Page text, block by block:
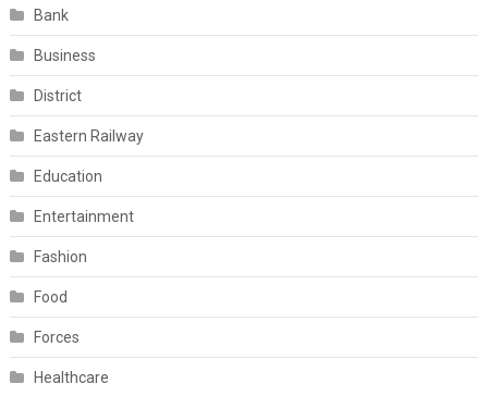
Bank
Business
District
Eastern Railway
Education
Entertainment
Fashion
Food
Forces
Healthcare